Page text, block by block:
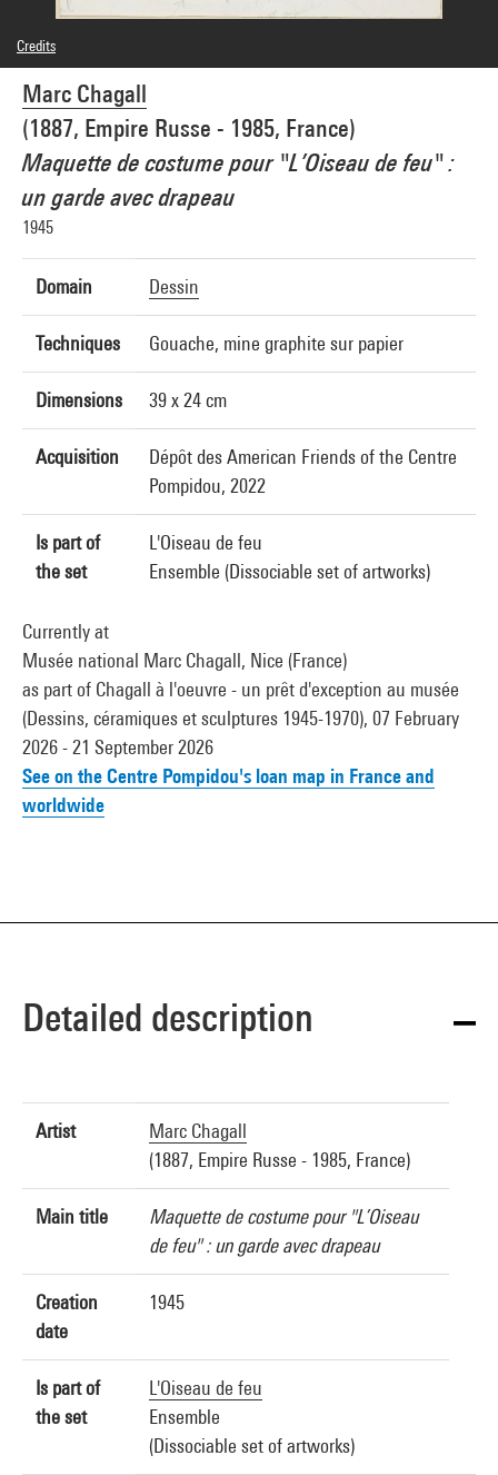
Marc Chagall
(1887, Empire Russe - 1985, France)
Maquette de costume pour "L’Oiseau de feu" :
un garde avec drapeau
1945
Domain Dessin
Techniques Gouache, mine graphite sur papier
Dimensions 39 x 24 cm
Acquisition
Dépôt des American Friends of the Centre
Pompidou, 2022
Is part of
the set
L'Oiseau de feu
Ensemble (Dissociable set of artworks)
Currently at
Musée national Marc Chagall, Nice (France)
as part of Chagall à l'oeuvre - un prêt d'exception au musée
(Dessins, céramiques et sculptures 1945-1970), 07 February
2026 - 21 September 2026
See on the Centre Pompidou's loan map in France and
worldwide
Credits
© Adagp, Paris
Photo credits : Centre Pompidou, MNAM-CCI/Janeth Rodriguez-Garcia/Dist.
GrandPalaisRmn
Image reference : 4Y07912
Image presentation :GrandPalaisRmnPhoto
Detailed description
Artist
Marc Chagall
(1887, Empire Russe - 1985, France)
Main title
Maquette de costume pour "L’Oiseau
de feu" : un garde avec drapeau
Creation
date
1945
Is part of
the set
L'Oiseau de feu
Ensemble
(Dissociable set of artworks)